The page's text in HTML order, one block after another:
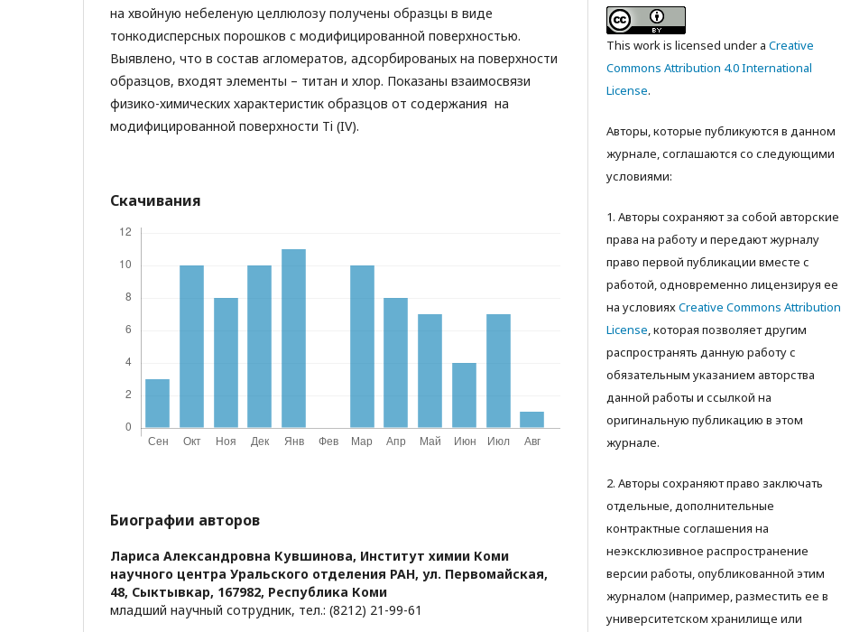
на хвойную небеленую целлюлозу получены образцы в виде
тонкодисперсных порошков с модифицированной поверхностью.
Выявлено, что в состав агломератов, адсорбированых на поверхности
образцов, входят элементы – титан и хлор. Показаны взаимосвязи
физико-химических характеристик образцов от содержания на
модифицированной поверхности Ti (IV).
Скачивания
Биографии авторов
Лариса Александровна Кувшинова, Институт химии Коми
научного центра Уральского отделения РАН, ул. Первомайская,
48, Сыктывкар, 167982, Республика Коми
младший научный сотрудник, тел.: (8212) 21-99-61
This work is licensed under a Creative
Commons Attribution 4.0 International
License.
Авторы, которые публикуются в данном
журнале, соглашаются со следующими
условиями:
1. Авторы сохраняют за собой авторские
права на работу и передают журналу
право первой публикации вместе с
работой, одновременно лицензируя ее
на условияхCreative Commons Attribution
License, которая позволяет другим
распространять данную работу с
обязательным указанием авторства
данной работы и ссылкой на
оригинальную публикацию в этом
журнале.
2. Авторы сохраняют право заключать
отдельные, дополнительные
контрактные соглашения на
неэксклюзивное распространение
версии работы, опубликованной этим
журналом (например, разместить ее в
университетском хранилище или